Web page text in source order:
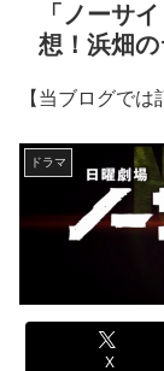
「ノーサ
想！浜畑
【当ブログで
ドラマ
X